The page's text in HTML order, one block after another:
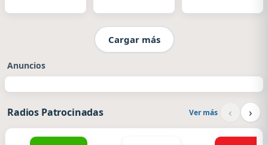
Cargar más
Anuncios
Radios Patrocinadas Ver más ‹ ›